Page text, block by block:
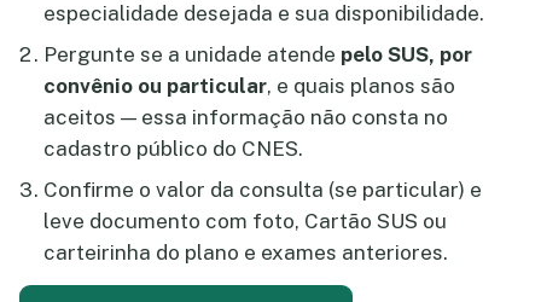
especialidade desejada e sua disponibilidade.
Pergunte se a unidade atende pelo SUS, por
convênio ou particular, e quais planos são
aceitos — essa informação não consta no
cadastro público do CNES.
Confirme o valor da consulta (se particular) e
leve documento com foto, Cartão SUS ou
carteirinha do plano e exames anteriores.